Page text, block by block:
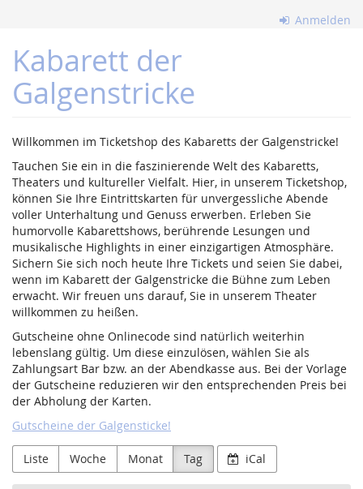
Inhalt
springen
Anmelden
Kabarett der
Galgenstricke
Willkommen im Ticketshop des Kabaretts der Galgenstricke!
Tauchen Sie ein in die faszinierende Welt des Kabaretts,
Theaters und kultureller Vielfalt. Hier, in unserem Ticketshop,
können Sie Ihre Eintrittskarten für unvergessliche Abende
voller Unterhaltung und Genuss erwerben. Erleben Sie
humorvolle Kabarettshows, berührende Lesungen und
musikalische Highlights in einer einzigartigen Atmosphäre.
Sichern Sie sich noch heute Ihre Tickets und seien Sie dabei,
wenn im Kabarett der Galgenstricke die Bühne zum Leben
erwacht. Wir freuen uns darauf, Sie in unserem Theater
willkommen zu heißen.
Gutscheine ohne Onlinecode sind natürlich weiterhin
lebenslang gültig. Um diese einzulösen, wählen Sie als
Zahlungsart Bar bzw. an der Abendkasse aus. Bei der Vorlage
der Gutscheine reduzieren wir den entsprechenden Preis bei
der Abholung der Karten.
Gutscheine der Galgensticke!
Liste Woche Monat Tag iCal